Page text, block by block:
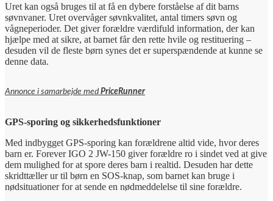
Uret kan også bruges til at få en dybere forståelse af dit barns
søvnvaner. Uret overvåger søvnkvalitet, antal timers søvn og
vågneperioder. Det giver forældre værdifuld information, der kan
hjælpe med at sikre, at barnet får den rette hvile og restituering –
desuden vil de fleste børn synes det er superspændende at kunne se
denne data.
Annonce i samarbejde med PriceRunner
GPS-sporing og sikkerhedsfunktioner
Med indbygget GPS-sporing kan forældrene altid vide, hvor deres
barn er. Forever IGO 2 JW-150 giver forældre ro i sindet ved at give
dem mulighed for at spore deres barn i realtid. Desuden har dette
skridttæller ur til børn en SOS-knap, som barnet kan bruge i
nødsituationer for at sende en nødmeddelelse til sine forældre.